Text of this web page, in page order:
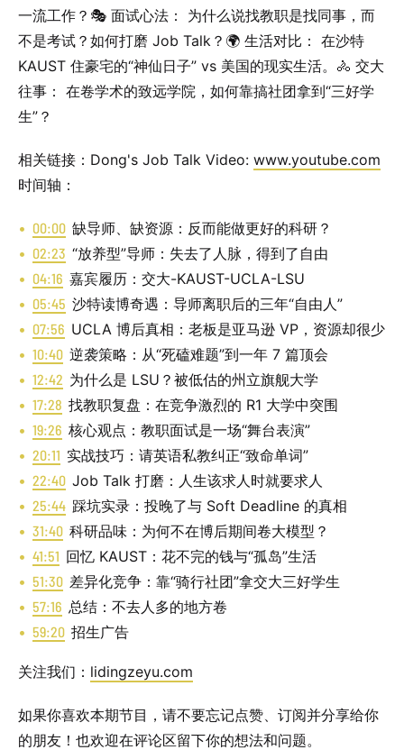
一流工作？🎭 面试心法： 为什么说找教职是找同事，而
不是考试？如何打磨 Job Talk？🌍 生活对比： 在沙特
KAUST 住豪宅的“神仙日子” vs 美国的现实生活。🚴 交大
往事： 在卷学术的致远学院，如何靠搞社团拿到“三好学
生”？
相关链接：Dong's Job Talk Video: www.youtube.com
时间轴：
00:00 缺导师、缺资源：反而能做更好的科研？
02:23 “放养型”导师：失去了人脉，得到了自由
04:16 嘉宾履历：交大-KAUST-UCLA-LSU
05:45 沙特读博奇遇：导师离职后的三年“自由人”
07:56 UCLA 博后真相：老板是亚马逊 VP，资源却很少
10:40 逆袭策略：从“死磕难题”到一年 7 篇顶会
12:42 为什么是 LSU？被低估的州立旗舰大学
17:28 找教职复盘：在竞争激烈的 R1 大学中突围
19:26 核心观点：教职面试是一场“舞台表演”
20:11 实战技巧：请英语私教纠正“致命单词”
22:40 Job Talk 打磨：人生该求人时就要求人
25:44 踩坑实录：投晚了与 Soft Deadline 的真相
31:40 科研品味：为何不在博后期间卷大模型？
41:51 回忆 KAUST：花不完的钱与“孤岛”生活
51:30 差异化竞争：靠“骑行社团”拿交大三好学生
57:16 总结：不去人多的地方卷
59:20 招生广告
关注我们： lidingzeyu.com
如果你喜欢本期节目，请不要忘记点赞、订阅并分享给你
的朋友！也欢迎在评论区留下你的想法和问题。